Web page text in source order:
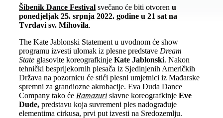
Šibenik Dance Festivalsvečano će biti otvoren u
ponedjeljak 25. srpnja 2022. godine u 21 sat na
Tvrđavi sv. Mihovila.
The Kate Jablonski Statement u uvodnom će show
programu izvesti ulomak iz plesne predstave Dream
Stateglasovite koreografkinje Kate Jablonski. Nakon
tehnički besprijekornih plesača iz Sjedinjenih Američkih
Država na pozornicu će stići plesni umjetnici iz Mađarske
spremni za grandiozne akrobacije. Eva Duda Dance
Company tako će Ramazurislavne koreografkinje Eve
Dude, predstavu koja suvremeni ples nadograđuje
elementima cirkusa, prvi put izvesti na Sredozemlju.